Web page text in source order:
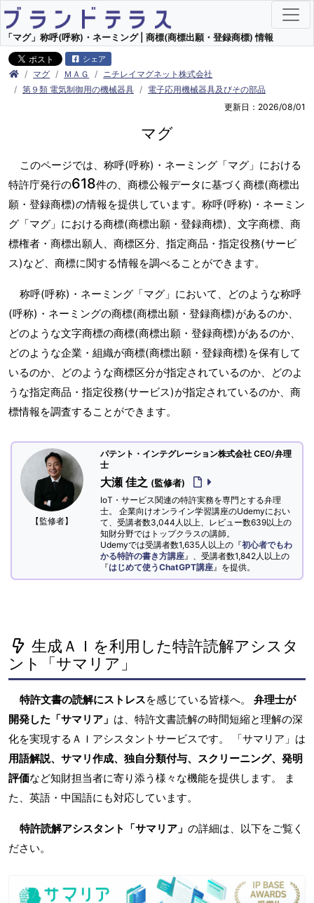
「マグ」称呼(呼称)・ネーミング | 商標(商標出願・登録商標) 情報
シェア
マグ ＭＡＧ
ニチレイマグネット株式会社
第９類 電気制御用の機械器具
電子応用機械器具及びその部品
更新日：2026/08/01
マグ
このページでは、称呼(呼称)・ネーミング「マグ」における
特許庁発行の618件の、商標公報データに基づく商標(商標出
願・登録商標)の情報を提供しています。称呼(呼称)・ネーミン
グ「マグ」における商標(商標出願・登録商標)、文字商標、商
標権者・商標出願人、商標区分、指定商品・指定役務(サービ
ス)など、商標に関する情報を調べることができます。
称呼(呼称)・ネーミング「マグ」において、どのような称呼
(呼称)・ネーミングの商標(商標出願・登録商標)があるのか、
どのような文字商標の商標(商標出願・登録商標)があるのか、
どのような企業・組織が商標(商標出願・登録商標)を保有して
いるのか、どのような商標区分が指定されているのか、どのよ
うな指定商品・指定役務(サービス)が指定されているのか、商
標情報を調査することができます。
【監修者】
パテント・インテグレーション株式会社 CEO/弁理
士
大瀬 佳之 (監修者)
IoT・サービス関連の特許実務を専門とする弁理
士。 企業向けオンライン学習講座のUdemyにおい
て、受講者数3,044人以上、レビュー数639以上の
知財分野ではトップクラスの講師。
Udemyでは受講者数1,635人以上の『初心者でもわ
かる特許の書き方講座 』、受講者数1,842人以上の
『はじめて使うChatGPT講座 』を提供。
生成ＡＩを利用した特許読解アシスタ
ント「サマリア」
特許文書の読解にストレスを感じている皆様へ。 弁理士が
開発した「サマリア」 は、特許文書読解の時間短縮と理解の深
化を実現するＡＩアシスタントサービスです。 「サマリア」は
用語解説、サマリ作成、独自分類付与、スクリーニング、発明
評価など知財担当者に寄り添う様々な機能を提供します。 ま
た、英語・中国語にも対応しています。
特許読解アシスタント「サマリア」 の詳細は、以下をご覧く
ださい。